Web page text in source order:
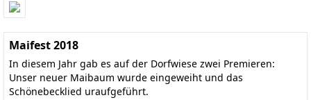
Maifest 2018
In diesem Jahr gab es auf der Dorfwiese zwei Premieren:
Unser neuer Maibaum wurde eingeweiht und das
Schönebecklied uraufgeführt.